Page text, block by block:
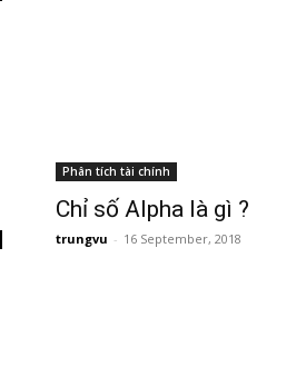
Phân tích tài chính
Chỉ số Alpha là gì ?
trungvu - 16 September, 2018